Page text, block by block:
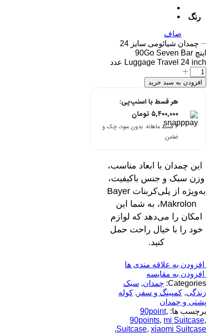
رنگ
صاف
چمدان شیائومی سایز 24
اینچ 90Go Seven Bar
Luggage Travel 24 inch عدد
افزودن به سبد خرید
هر قسط با اسنپ‌پی:
۵,۴۰۰,۰۰۰ تومان
۴ قسط ماهانه. بدون سود، چک و
ضامن.
این چمدان با ابعاد مناسب،
وزن سبک و جنس باکیفیت،
به‌ویژه از پلی‌کربنات Bayer
Makrolon، به شما این
امکان را می‌دهد که لوازم
خود را با خیال راحت حمل
کنید.
افزودن به علاقه مندی ها
افزودن به مقایسه
Categories: چمدان, سبک
زندگی, کمپینگ و سفر , کوله
پشتی و چمدان
برچسب ها: 90point,
90points, mi Suitcase,
Suitcase, xiaomi Suitcase
,